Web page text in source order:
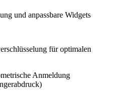
und anpassbare Widgets
für optimalen
Anmeldung